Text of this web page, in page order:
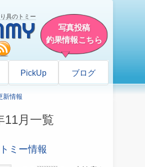
具のトミー
写真投稿
釣果情報こちら
PickUp ブログ
新情報
11月一覧
ミー情報